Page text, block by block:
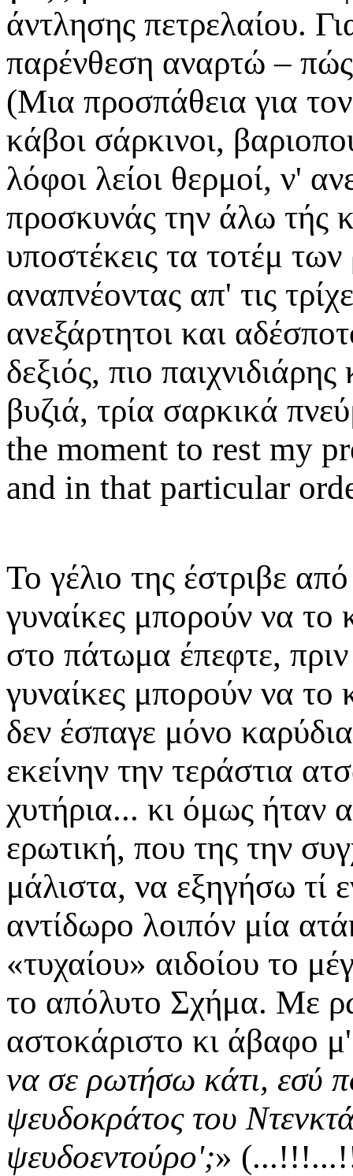
άντλησης πετρελαίου.
παρένθεση αναρτώ –
(Μια προσπάθεια για
κάβοι σάρκινοι,
λόφοι λείοι θερμοί, ν'
προσκυνάς την άλω τής
υποστέκεις τα τοτέμ
αναπνέοντας απ' τις
ανεξάρτητοι και
δεξιός, πιο
βυζιά, τρία σαρκικά
the moment to rest my
and in that particular
Το γέλιο της έστριβε
γυναίκες μπορούν να το
στο πάτωμα έπεφτε,
γυναίκες μπορούν να
δεν έσπαγε μόνο
εκείνην την τεράστια
χυτήρια... κι όμως ήταν
ερωτική, που της την
μάλιστα, να εξηγήσω τί
αντίδωρο λοιπόν μία
«τυχαίου» αιδοίου το
το απόλυτο Σχήμα. Με
αστοκάριστο κι άβαφο
να σε ρωτήσω κάτι, εσύ
ψευδοκράτος του
ψευδοεντούρο';»